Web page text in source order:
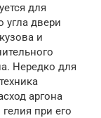
для
угла двери
и
Нередко для
аргона
при его